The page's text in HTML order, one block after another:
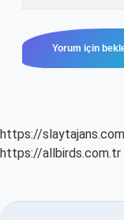
https://slaytajans.com
https://allbirds.com.tr